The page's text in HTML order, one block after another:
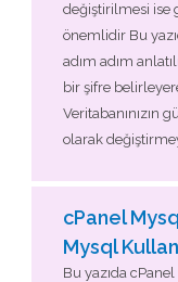
değiştirilmesi ise
önemlidir Bu
adım adım
bir şifre
Veritabanınızın
olarak
cPanel
Mysql
Bu yazıda